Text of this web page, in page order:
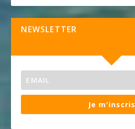
NEWSLETTER
Je m'inscris